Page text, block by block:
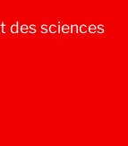
des sciences